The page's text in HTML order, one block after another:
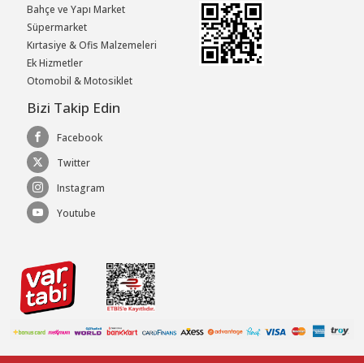
Bahçe ve Yapı Market
Süpermarket
Kırtasiye & Ofis Malzemeleri
Ek Hizmetler
Otomobil & Motosiklet
Bizi Takip Edin
Facebook
Twitter
Instagram
Youtube